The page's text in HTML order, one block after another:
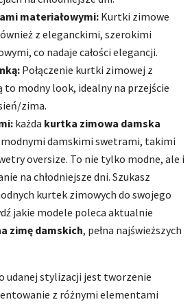
materiałowymi: Kurtki zimowe
z eleganckimi, szerokimi
co nadaje całości elegancji.
Połączenie kurtki zimowej z
to modny look, idealny na przejście
zima.
każda kurtka zimowa damska
modnymi damskimi swetrami, takimi
oversize. To nie tylko modne, ale i
na chłodniejsze dni. Szukasz
kurtek zimowych do swojego
jakie modele poleca aktualnie
zimę damskich, pełna najświeższych
udanej stylizacji jest tworzenie
z różnymi elementami